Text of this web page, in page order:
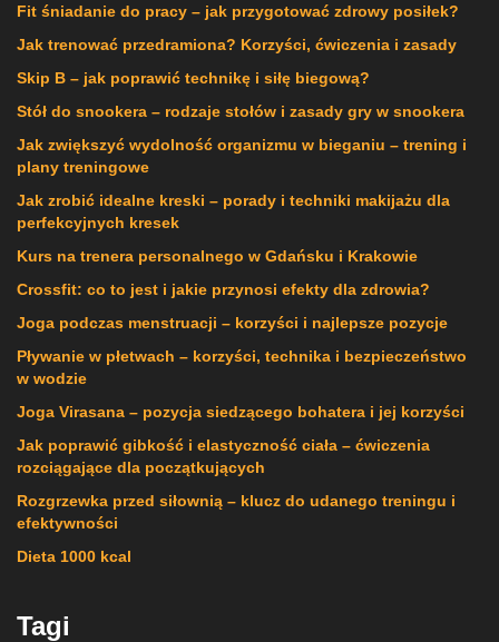
Fit śniadanie do pracy – jak przygotować zdrowy posiłek?
Jak trenować przedramiona? Korzyści, ćwiczenia i zasady
Skip B – jak poprawić technikę i siłę biegową?
Stół do snookera – rodzaje stołów i zasady gry w snookera
Jak zwiększyć wydolność organizmu w bieganiu – trening i
plany treningowe
Jak zrobić idealne kreski – porady i techniki makijażu dla
perfekcyjnych kresek
Kurs na trenera personalnego w Gdańsku i Krakowie
Crossfit: co to jest i jakie przynosi efekty dla zdrowia?
Joga podczas menstruacji – korzyści i najlepsze pozycje
Pływanie w płetwach – korzyści, technika i bezpieczeństwo
w wodzie
Joga Virasana – pozycja siedzącego bohatera i jej korzyści
Jak poprawić gibkość i elastyczność ciała – ćwiczenia
rozciągające dla początkujących
Rozgrzewka przed siłownią – klucz do udanego treningu i
efektywności
Dieta 1000 kcal
Tagi